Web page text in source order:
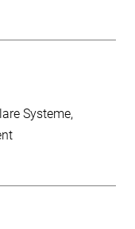
Systeme